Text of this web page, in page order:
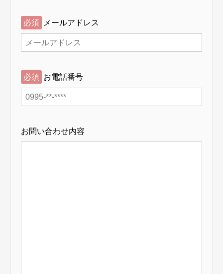
必須 メールアドレス
必須 お電話番号
お問い合わせ内容